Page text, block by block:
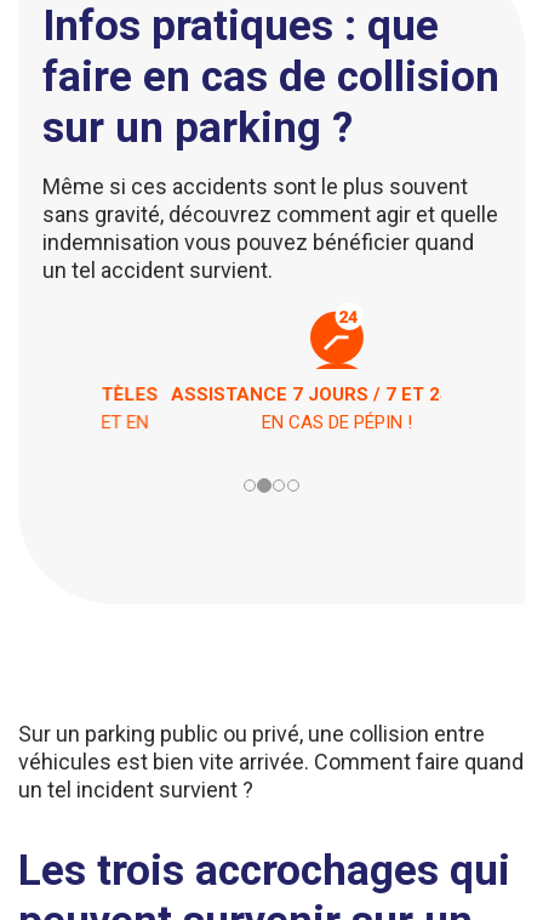
Infos pratiques : que
faire en cas de collision
sur un parking ?
​Même si ces accidents sont le plus souvent
sans gravité, découvrez comment agir et quelle
indemnisation vous pouvez bénéficier quand
un tel accident survient.
ASSISTANCE 7 JOURS / 7 ET 24H / 24
EN CAS DE PÉPIN !
véhicules est bien vite arrivée. Comment faire quand
un tel incident survient ?
Les trois accrochages qui
peuvent survenir sur un